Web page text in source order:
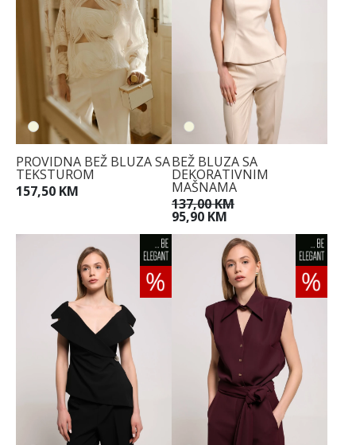
PROVIDNA BEŽ BLUZA SA
TEKSTUROM
157,50 KM
BEŽ BLUZA SA
DEKORATIVNIM
MAŠNAMA
137,00 KM
95,90 KM